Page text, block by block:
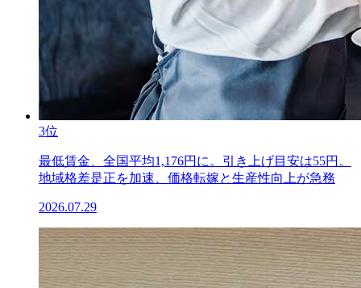
3位
最低賃金、全国平均1,176円に。引き上げ目安は55円。
地域格差是正を加速、価格転嫁と生産性向上が急務
2026.07.29